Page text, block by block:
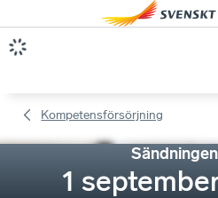
Kompetensförsörjning
1